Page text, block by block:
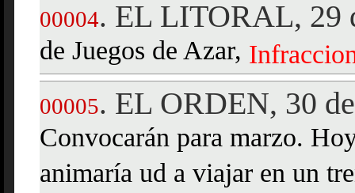
00004. EL LITORAL, 29
de Juegos de Azar,
00005. EL ORDEN, 30
Convocarán para marzo.
animaría ud a viajar en un